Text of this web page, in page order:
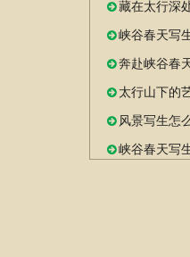
藏在太行深
峡谷春天写
奔赴峡谷春
太行山下的
风景写生怎
峡谷春天写